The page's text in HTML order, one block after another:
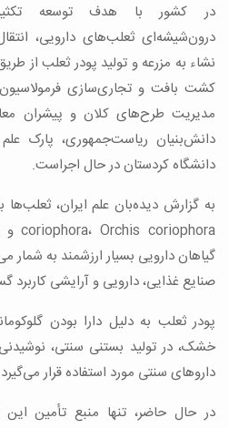
در کشور با هدف توسعه
درون‌شیشه‌ای ثعلب‌های دارویی،
نشاء به مزرعه و تولید پودر ثعلب از
کشت بافت و تجاری‌سازی
مدیریت طرح‌های کلان و پیشران
دانش‌بنیان ریاست‌جمهوری، پارک
دانشگاه کردستان در حال اجراست.
گیاهان دارویی بسیار ارزشمند به شمار
صنایع غذایی، دارویی و آرایشی کاربرد
خشک، در تولید بستنی سنتی،
داروهای سنتی مورد استفاده قرار
در حال حاضر، تنها منبع تأمین